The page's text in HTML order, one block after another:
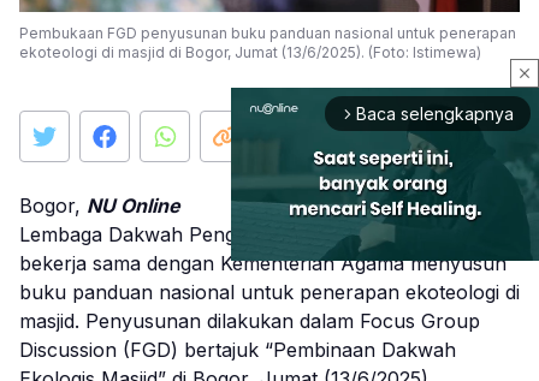
Pembukaan FGD penyusunan buku panduan nasional untuk penerapan
ekoteologi di masjid di Bogor, Jumat (13/6/2025). (Foto: Istimewa)
Bogor, NU Online
Lembaga Dakwah Pengurus Besar Nahdlatul Ulama
bekerja sama dengan Kementerian Agama menyusun
buku panduan nasional untuk penerapan ekoteologi di
masjid. Penyusunan dilakukan dalam Focus Group
Discussion (FGD) bertajuk “Pembinaan Dakwah
close
arrow_forward_ios Baca selengkapnya
Mute